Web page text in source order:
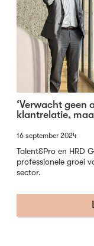
‘Verwacht geen
klantrelatie,
16 september 2024
Talent&Pro en HRD
professionele groei
sector.